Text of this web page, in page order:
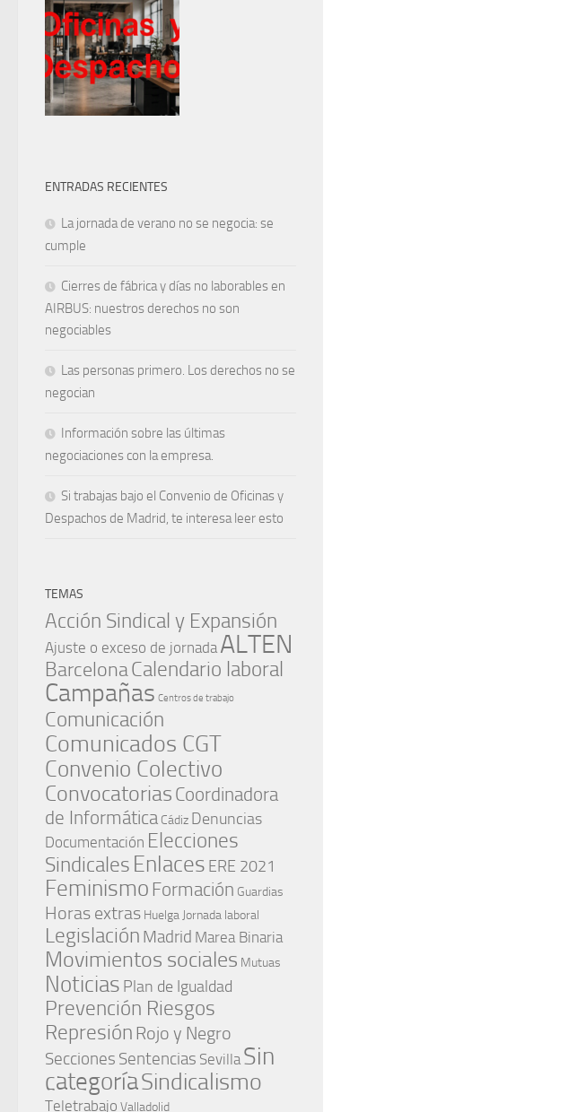
ENTRADAS RECIENTES
La jornada de verano no se negocia: se
cumple
Cierres de fábrica y días no laborables en
AIRBUS: nuestros derechos no son
negociables
Las personas primero. Los derechos no se
negocian
Información sobre las últimas
negociaciones con la empresa.
Si trabajas bajo el Convenio de Oficinas y
Despachos de Madrid, te interesa leer esto
TEMAS
Acción Sindical y Expansión
Ajuste o exceso de jornada ALTEN
BarcelonaCalendario laboral
Campañas Centros de trabajo
Comunicación
Comunicados CGT
Convenio Colectivo
Convocatorias Coordinadora
de Informática Cádiz Denuncias
Documentación Elecciones
Sindicales Enlaces ERE 2021
Feminismo Formación Guardias
Horas extras Huelga Jornada laboral
Legislación Madrid Marea Binaria
Movimientos sociales Mutuas
Noticias Plan de Igualdad
Prevención Riesgos
Represión Rojo y Negro
Secciones Sentencias Sevilla Sin
categoríaSindicalismo
Teletrabajo Valladolid